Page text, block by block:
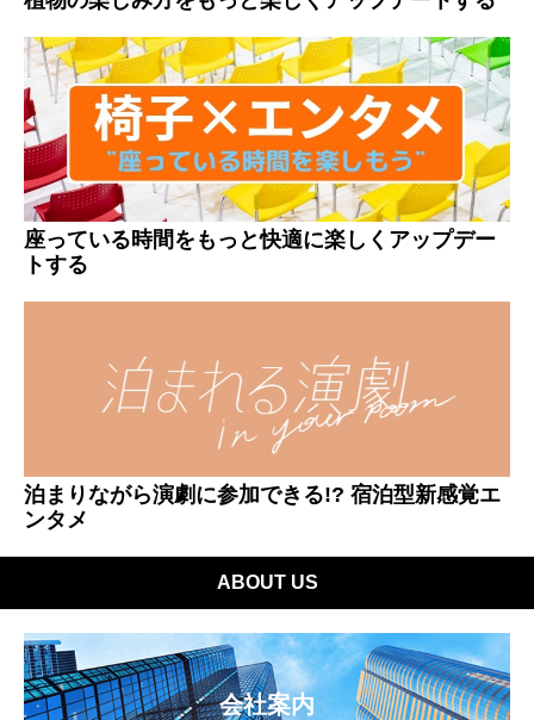
座っている時間をもっと快適に楽しくアップデー
トする
泊まりながら演劇に参加できる!? 宿泊型新感覚エ
ンタメ
ABOUT US
会社案内